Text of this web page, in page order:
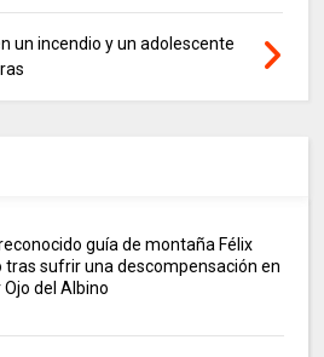
un incendio y un adolescente
guía de montaña Félix
tras sufrir una descompensación en
del Albino